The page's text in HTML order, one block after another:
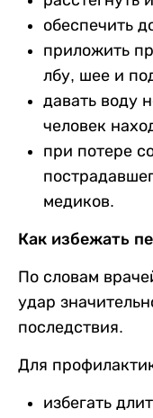
обеспечить
приложить
лбу, шее и
давать воду
человек
при потере
медиков.
Как избежать
По словам
удар
последствия.
Для
избегать